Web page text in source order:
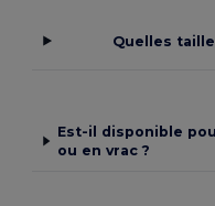
Quelles
Est-il disponible
ou en vrac ?